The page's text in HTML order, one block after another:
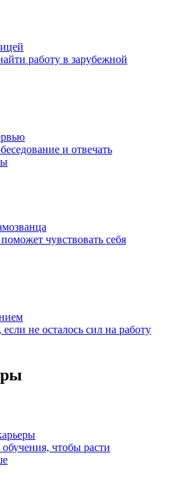
работу в зарубежной
и отвечать
чувствовать себя
не осталось сил на работу
чтобы расти